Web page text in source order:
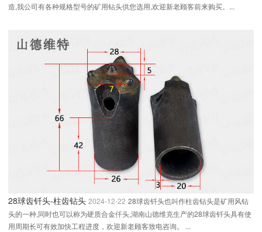
造,我公司有各种规格型号的矿用钻头供您选用,欢迎新老顾客前来购买。...
28球齿钎头-柱齿钻头 2024-12-22 28球齿钎头也叫作柱齿钻头是矿用风钻
头的一种,同时也可以称为硬质合金仟头,湖南山德维克生产的28球齿钎头具有使
用周期长可有效加快工程进度，欢迎新老顾客致电咨询。 ...